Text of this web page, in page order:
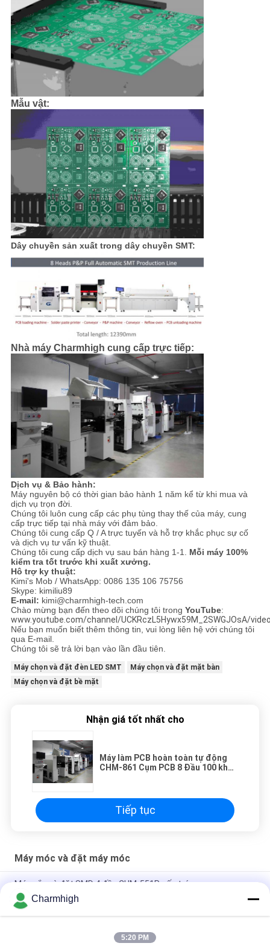
Mẫu vật:
Dây chuyền sản xuất trong dây chuyền SMT:
Nhà máy Charmhigh cung cấp trực tiếp:
Dịch vụ & Bảo hành:
Máy nguyên bộ có thời gian bảo hành 1 năm kể từ khi mua và
dịch vụ trọn đời.
Chúng tôi luôn cung cấp các phụ tùng thay thế của máy, cung
cấp trực tiếp tại nhà máy với đảm bảo.
Chúng tôi cung cấp Q / A trực tuyến và hỗ trợ khắc phục sự cố
và dịch vụ tư vấn kỹ thuật.
Chúng tôi cung cấp dịch vụ sau bán hàng 1-1. Mỗi máy 100%
kiểm tra tốt trước khi xuất xưởng.
Hô trợ ky thuật:
Kimi's Mob / WhatsApp: 0086 135 106 75756
Skype: kimiliu89
E-mail: kimi@charmhigh-tech.com
Chào mừng bạn đến theo dõi chúng tôi trong YouTube:
www.youtube.com/channel/UCKRczL5Hywx59M_2SWGJOsA/
Nếu bạn muốn biết thêm thông tin, vui lòng liên hệ với chúng tôi
qua E-mail.
Chúng tôi sẽ trả lời bạn vào lần đầu tiên.
Máy chọn và đặt đèn LED SMT
Máy chọn và đặt mặt bàn
Máy chọn và đặt bề mặt
Nhận giá tốt nhất cho
Máy làm PCB hoàn toàn tự động
CHM-861 Cụm PCB 8 Đầu 100 khay
Tiếp tục
Máy móc và đặt máy móc
Máy gắp và đặt SMD 4 đầu CHM-551P cấu trúc gang
Thiết kế hẹp Mô-đun TC06 độ chính xác cao Máy gắp và đặt
SMT 6 đầu Hỗ trợ 01005
Charmhigh TM08 PCBA sản xuất SMT Chip Mounter
Charmhigh
5:20 PM